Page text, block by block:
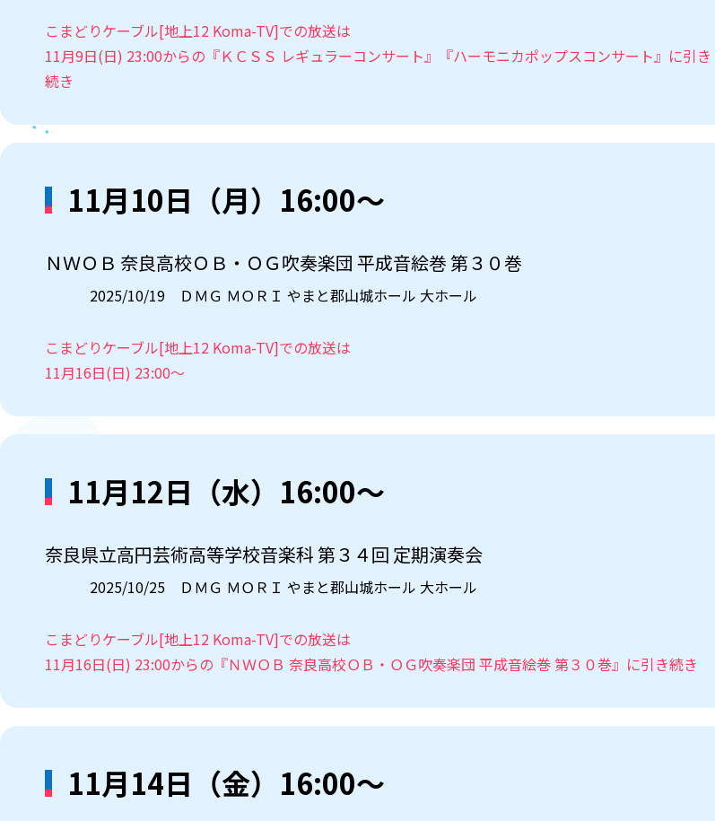
こまどりケーブル[地上12 Koma-TV]での放送は
11月9日(日) 23:00からの『ＫＣＳＳ レギュラーコンサート』『ハーモニカポップスコンサート』に引き
続き
11月10日（月）16:00～
ＮＷＯＢ 奈良高校ＯＢ・ＯＧ吹奏楽団 平成音絵巻 第３０巻
2025/10/19 ＤＭＧ ＭＯＲＩ やまと郡山城ホール 大ホール
こまどりケーブル[地上12 Koma-TV]での放送は
11月16日(日) 23:00～
11月12日（水）16:00～
奈良県立高円芸術高等学校音楽科 第３４回 定期演奏会
2025/10/25 ＤＭＧ ＭＯＲＩ やまと郡山城ホール 大ホール
こまどりケーブル[地上12 Koma-TV]での放送は
11月16日(日) 23:00からの『ＮＷＯＢ 奈良高校ＯＢ・ＯＧ吹奏楽団 平成音絵巻 第３０巻』に引き続き
11月14日（金）16:00～